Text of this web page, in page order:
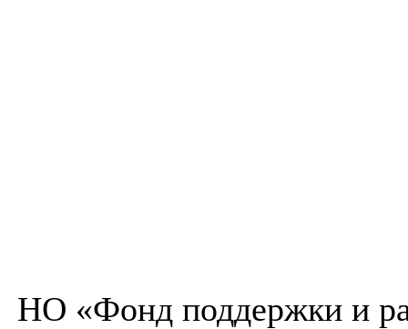
НО «Фонд поддержки и